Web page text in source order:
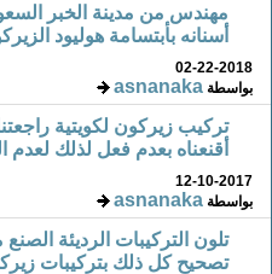
مهندس من مدينة الخبر
أسنانه بأبتسامة هوليود
02-22-2018
بواسطةasnanaka
تركيب زيركون لكويتية
أقنعناه بعدم فعل لذلك لعدم
12-10-2017
بواسطةasnanaka
تلون التركيبات الرديئة
تصحيح كل ذلك بتركيبات